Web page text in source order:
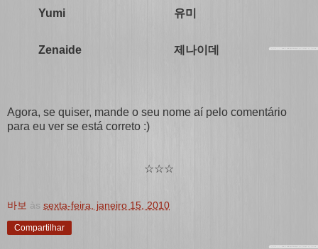
Yumi 유미
Zenaide 제나이데
Agora, se quiser, mande o seu nome aí pelo comentário
para eu ver se está correto :)
☆☆☆
바보 às sexta-feira, janeiro 15, 2010
Compartilhar